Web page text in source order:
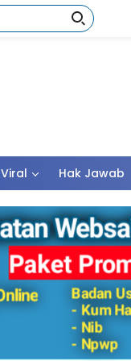
Viral Hak Jawab